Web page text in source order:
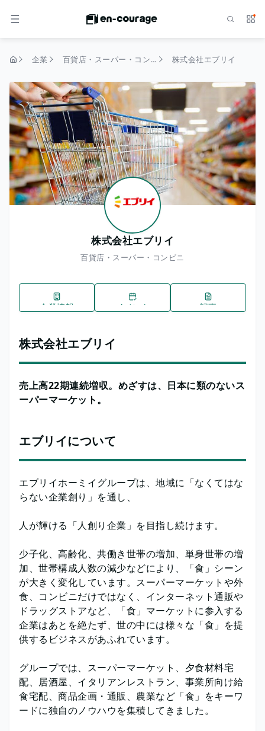
メニュー サ
企業 百貨店・スーパー・コンビニ 株式会社エブリイ
株式会社エブリイ
百貨店・スーパー・コンビニ
企業情報 イベント 記事
株式会社エブリイ
売上高22期連続増収。めざすは、日本に類のないス
ーパーマーケット。
エブリイについて
エブリイホーミイグループは、地域に「なくてはな
らない企業創り」を通し、
人が輝ける「人創り企業」を目指し続けます。
少子化、高齢化、共働き世帯の増加、単身世帯の増
加、世帯構成人数の減少などにより、「食」シーン
が大きく変化しています。スーパーマーケットや外
食、コンビニだけではなく、インターネット通販や
ドラッグストアなど、「食」マーケットに参入する
企業はあとを絶たず、世の中には様々な「食」を提
供するビジネスがあふれています。
グループでは、スーパーマーケット、夕食材料宅
配、居酒屋、イタリアンレストラン、事業所向け給
食宅配、商品企画・通販、農業など「食」をキーワ
ードに独自のノウハウを集積してきました。